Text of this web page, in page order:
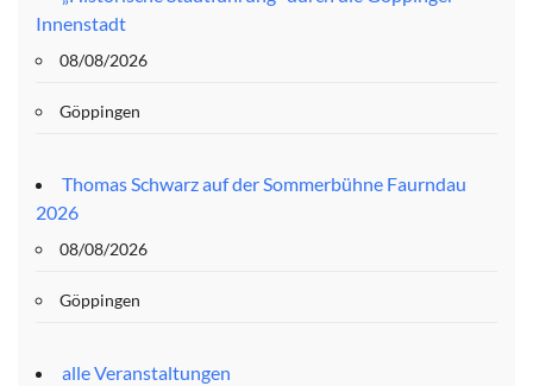
Innenstadt
08/08/2026
Göppingen
Thomas Schwarz auf der Sommerbühne Faurndau
2026
08/08/2026
Göppingen
alle Veranstaltungen